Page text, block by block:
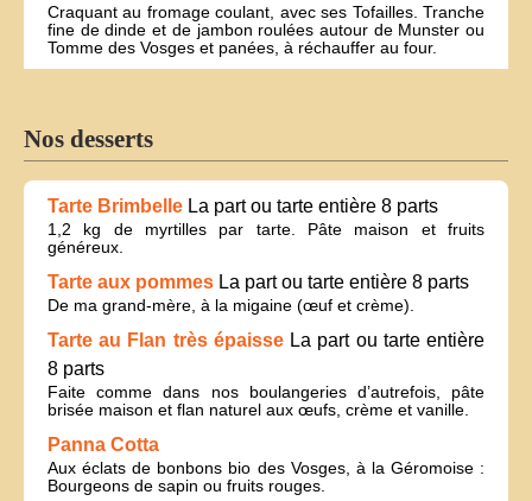
Craquant au fromage coulant, avec ses Tofailles. Tranche
fine de dinde et de jambon roulées autour de Munster ou
Tomme des Vosges et panées, à réchauffer au four.
Nos desserts
Tarte Brimbelle La part ou tarte entière 8 parts
1,2 kg de myrtilles par tarte. Pâte maison et fruits
généreux.
Tarte aux pommes La part ou tarte entière 8 parts
De ma grand-mère, à la migaine (œuf et crème).
Tarte au Flan très épaisse La part ou tarte entière
8 parts
Faite comme dans nos boulangeries d’autrefois, pâte
brisée maison et flan naturel aux œufs, crème et vanille.
Panna Cotta
Aux éclats de bonbons bio des Vosges, à la Géromoise :
Bourgeons de sapin ou fruits rouges.